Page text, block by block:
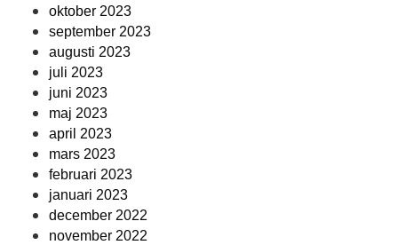
oktober 2023
september 2023
augusti 2023
juli 2023
juni 2023
maj 2023
april 2023
mars 2023
februari 2023
januari 2023
december 2022
november 2022